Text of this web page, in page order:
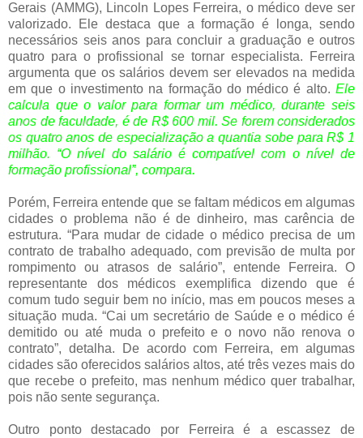
Gerais (AMMG), Lincoln Lopes Ferreira, o médico deve ser
valorizado. Ele destaca que a formação é longa, sendo
necessários seis anos para concluir a graduação e outros
quatro para o profissional se tornar especialista. Ferreira
argumenta que os salários devem ser elevados na medida
em que o investimento na formação do médico é alto. Ele
calcula que o valor para formar um médico, durante seis
anos de faculdade, é de R$ 600 mil. Se forem considerados
os quatro anos de especialização a quantia sobe para R$ 1
milhão. “O nível do salário é compatível com o nível de
formação profissional”, compara.
Porém, Ferreira entende que se faltam médicos em algumas
cidades o problema não é de dinheiro, mas carência de
estrutura. “Para mudar de cidade o médico precisa de um
contrato de trabalho adequado, com previsão de multa por
rompimento ou atrasos de salário”, entende Ferreira. O
representante dos médicos exemplifica dizendo que é
comum tudo seguir bem no início, mas em poucos meses a
situação muda. “Cai um secretário de Saúde e o médico é
demitido ou até muda o prefeito e o novo não renova o
contrato”, detalha. De acordo com Ferreira, em algumas
cidades são oferecidos salários altos, até três vezes mais do
que recebe o prefeito, mas nenhum médico quer trabalhar,
pois não sente segurança.
Outro ponto destacado por Ferreira é a escassez de